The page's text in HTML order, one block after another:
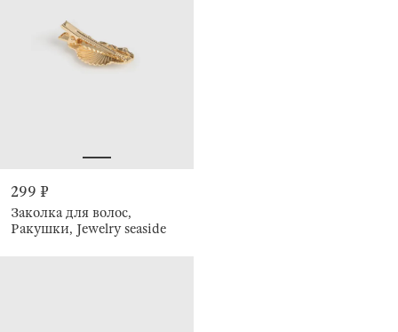
299 ₽
Заколка для волос,
Ракушки, Jewelry seaside